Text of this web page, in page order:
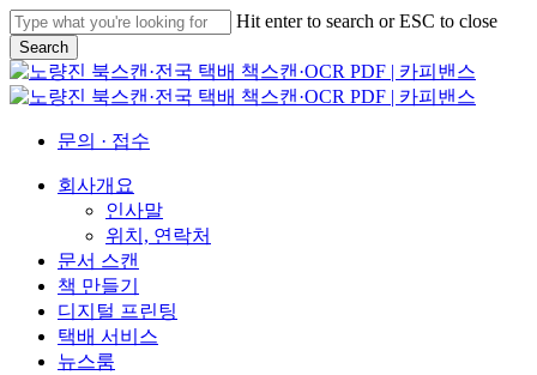
Skip
to
main
content
Hit enter to search or ESC to close
Search
Close
Search
문의 · 접수
Menu
회사개요
인사말
위치, 연락처
문서 스캔
책 만들기
디지털 프린팅
택배 서비스
뉴스룸